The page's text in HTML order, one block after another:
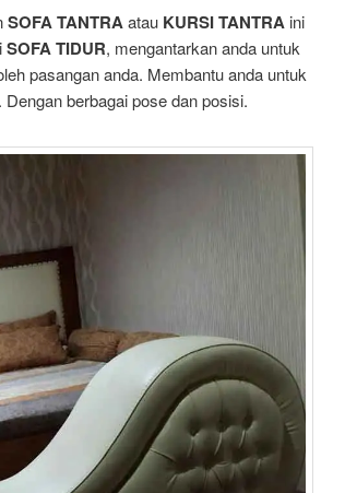
SOFA TANTRAatau KURSI TANTRA ini
SOFA TIDUR, mengantarkan anda untuk
pasangan anda. Membantu anda untuk
berbagai pose dan posisi.